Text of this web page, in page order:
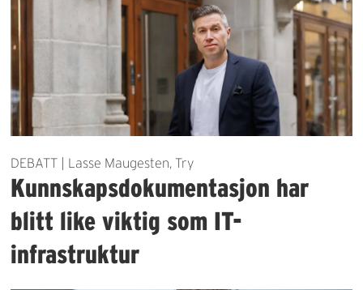
DEBATT | Lasse Maugesten, Try
Kunnskapsdokumentasjon har
blitt like viktig som IT-
infrastruktur